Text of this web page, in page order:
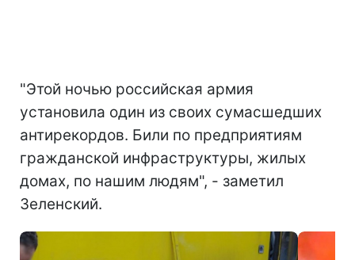
"Этой ночью российская армия
установила один из своих сумасшедших
антирекордов. Били по предприятиям
гражданской инфраструктуры, жилых
домах, по нашим людям", - заметил
Зеленский.